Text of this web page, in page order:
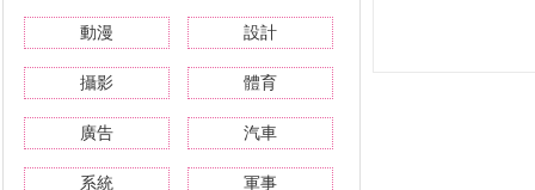
動漫 設計
攝影 體育
廣告 汽車
系統 軍事